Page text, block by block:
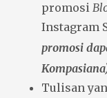
promosi
Instagram
promosi
Tulisan